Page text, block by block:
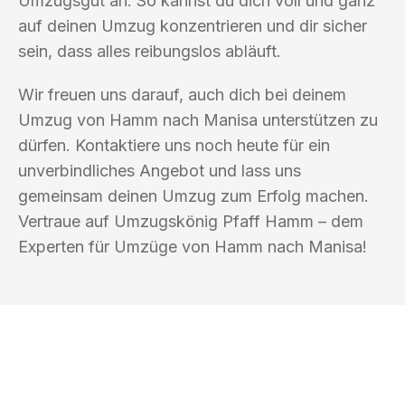
auf deinen Umzug konzentrieren und dir sicher
sein, dass alles reibungslos abläuft.
Wir freuen uns darauf, auch dich bei deinem
Umzug von Hamm nach Manisa unterstützen zu
dürfen. Kontaktiere uns noch heute für ein
unverbindliches Angebot und lass uns
gemeinsam deinen Umzug zum Erfolg machen.
Vertraue auf Umzugskönig Pfaff Hamm – dem
Experten für Umzüge von Hamm nach Manisa!